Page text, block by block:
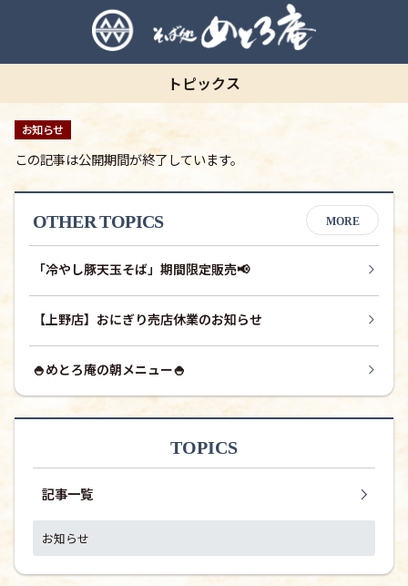
トピックス
お知らせ
この記事は公開期間が終了しています。
OTHER TOPICS MORE
「冷やし豚天玉そば」期間限定販売📢
【上野店】おにぎり売店休業のお知らせ
🍚めとろ庵の朝メニュー🍚
TOPICS
記事一覧
お知らせ